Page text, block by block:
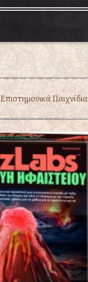
Επιστημονικά Παιχνίδια